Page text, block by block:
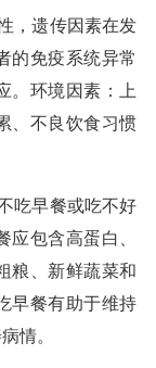
，遗传因素在发
的免疫系统异常
。环境因素：上
、不良饮食习惯
吃早餐或吃不好
包含高蛋白、
粮、新鲜蔬菜和
早餐有助于维持
情。